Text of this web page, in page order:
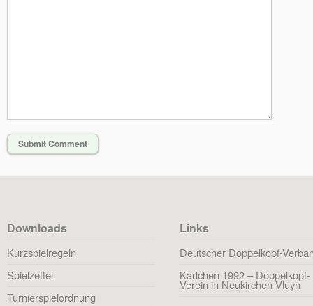
Downloads
Kurzspielregeln
Spielzettel
Turnierspielordnung
Links
Deutscher Doppelkopf-
Karlchen 1992 – Doppelkopf-
Verein in Neukirchen-Vluyn